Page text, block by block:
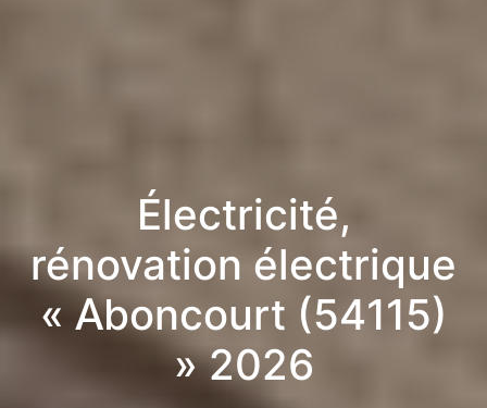
Électricité,
rénovation électrique
« Aboncourt (54115)
» 2026